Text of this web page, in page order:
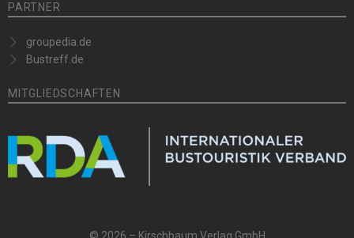
PARTNER
groupedia.de
Bustreff.de
MITGLIEDSCHAFTEN
© 2026 – Kirschbaum Verlag GmbH